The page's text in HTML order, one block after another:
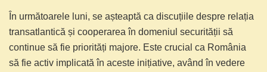
În următoarele luni, se așteaptă ca discuțiile despre relația
transatlantică și cooperarea în domeniul securității să
continue să fie priorități majore. Este crucial ca România
să fie activ implicată în aceste inițiative, având în vedere